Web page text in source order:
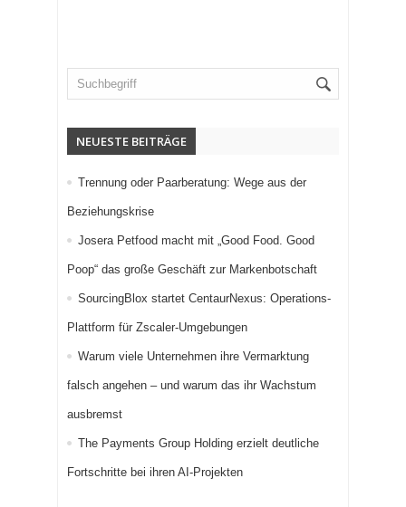
NEUESTE BEITRÄGE
Trennung oder Paarberatung: Wege aus der
Beziehungskrise
Josera Petfood macht mit „Good Food. Good
Poop“ das große Geschäft zur Markenbotschaft
SourcingBlox startet CentaurNexus: Operations-
Plattform für Zscaler-Umgebungen
Warum viele Unternehmen ihre Vermarktung
falsch angehen – und warum das ihr Wachstum
ausbremst
The Payments Group Holding erzielt deutliche
Fortschritte bei ihren AI-Projekten